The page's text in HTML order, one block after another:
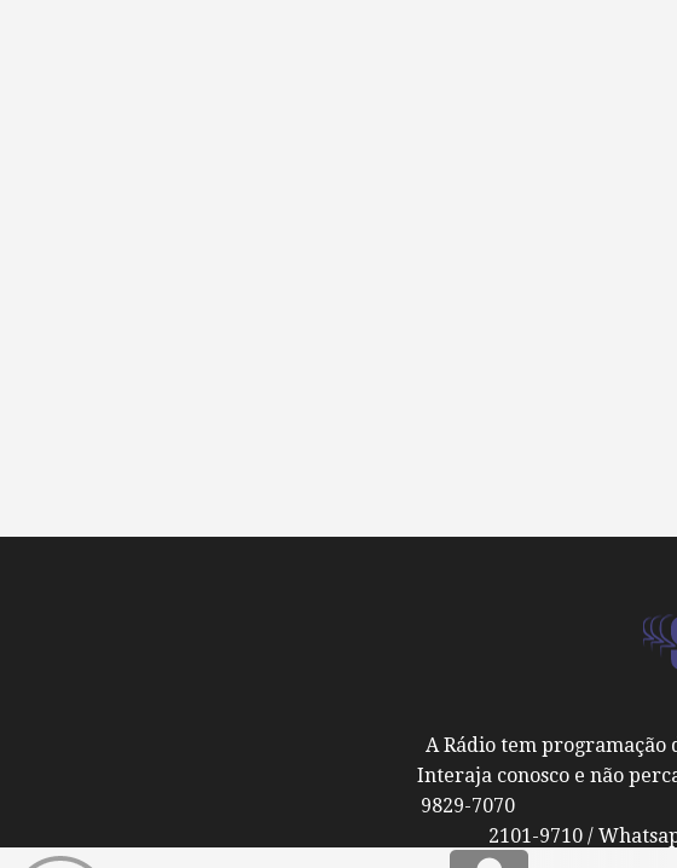
A Rádio tem programação
Interaja conosco e não
2101-9710 /